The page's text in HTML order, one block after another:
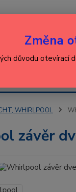
WHIRLPOOL
závěr
Změna
důvodu otevírací